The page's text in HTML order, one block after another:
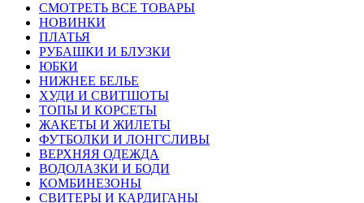
СМОТРЕТЬ ВСЕ ТОВАРЫ
НОВИНКИ
ПЛАТЬЯ
РУБАШКИ И БЛУЗКИ
ЮБКИ
НИЖНЕЕ БЕЛЬЕ
ХУДИ И СВИТШОТЫ
ТОПЫ И КОРСЕТЫ
ЖАКЕТЫ И ЖИЛЕТЫ
ФУТБОЛКИ И ЛОНГСЛИВЫ
ВЕРХНЯЯ ОДЕЖДА
ВОДОЛАЗКИ И БОДИ
КОМБИНЕЗОНЫ
СВИТЕРЫ И КАРДИГАНЫ